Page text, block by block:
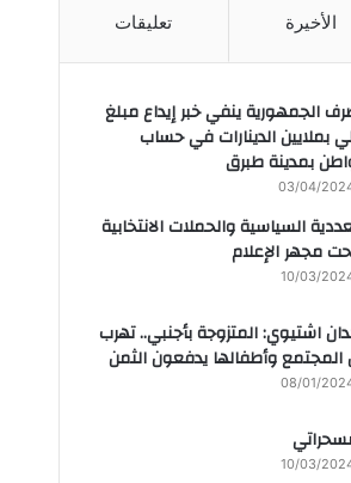
الأخيرة تعليقات
الجمهورية ينفي خبر إيداع مبلغ
بملايين الدينارات في حساب
بمدينة طبرق
03/04/
السياسية والحملات الانتخابية
مجهر الإعلام
10/03/
اشتيوي: المتزوجة بأجنبي.. تهرب
وأطفالها يدفعون الثمن
08/01/
10/03/